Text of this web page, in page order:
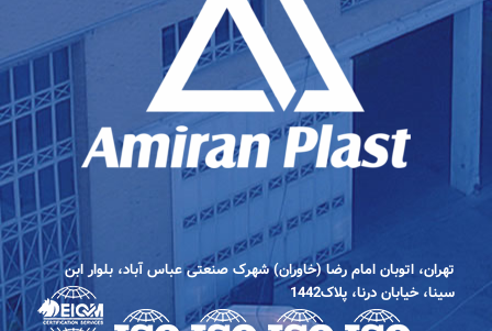
تهران، اتوبان امام رضا (خاوران) شهرک صنعتی عباس آباد، بلوار ابن
سینا، خیابان درنا، پلاک1442